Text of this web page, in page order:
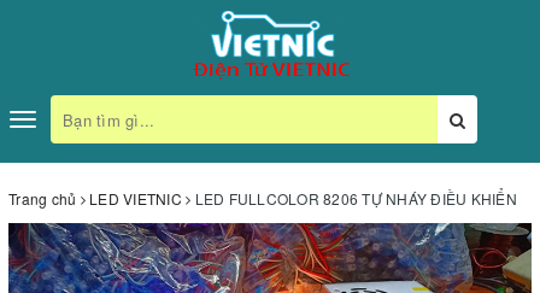
Toggle
navigation
Trang chủ LED VIETNIC LED FULLCOLOR 8206 TỰ NHÁY ĐIỀU KHIỂN